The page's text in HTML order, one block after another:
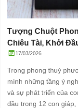
Tượng Chuột
Chiêu Tài, Khởi
17/03/2026
Trong phong thuỷ
mình những tầng ý
và sự phát triển của
đầu trong 12 con